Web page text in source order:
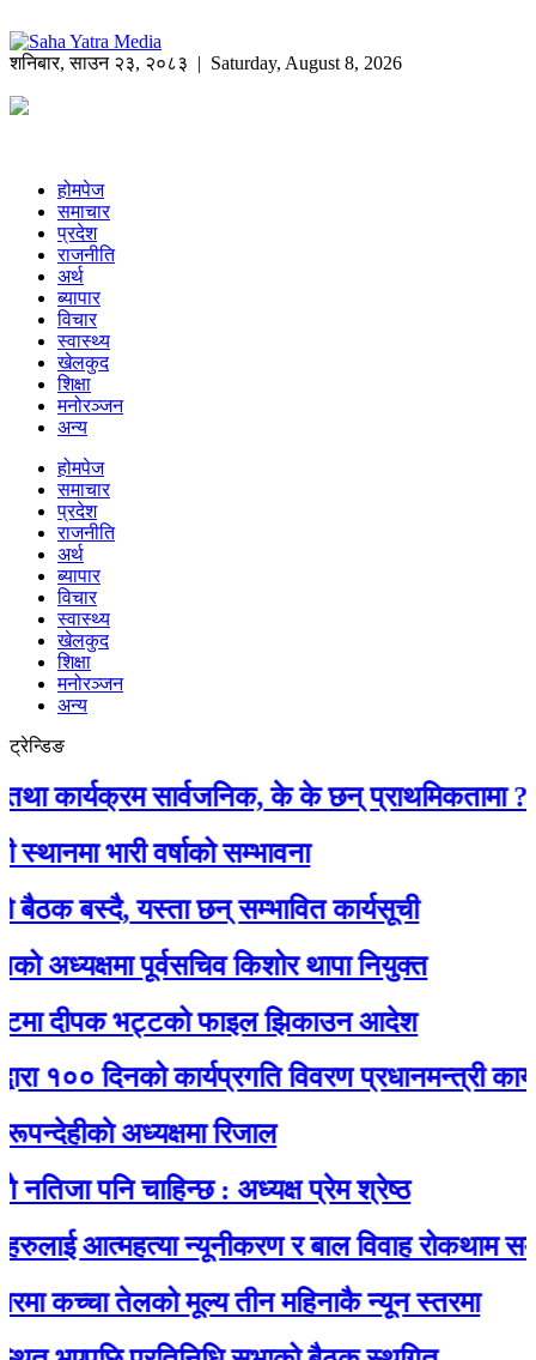
शनिबार,साउन २३, २०८३ | Saturday, August 8, 2026
होमपेज
समाचार
प्रदेश
राजनीति
अर्थ
ब्यापार
विचार
स्वास्थ्य
खेलकुद
शिक्षा
मनोरञ्जन
अन्य
होमपेज
समाचार
प्रदेश
राजनीति
अर्थ
ब्यापार
विचार
स्वास्थ्य
खेलकुद
शिक्षा
मनोरञ्जन
अन्य
ट्रेन्डिङ
सार्वजनिक, के के छन् प्राथमिकतामा ?
वर्षाको सम्भावना
यस्ता छन् सम्भावित कार्यसूची
पूर्वसचिव किशोर थापा नियुक्त
भट्टको फाइल झिकाउन आदेश
दिनको कार्यप्रगति विवरण प्रधानमन्त्री
अध्यक्षमा रिजाल
पनि चाहिन्छ : अध्यक्ष प्रेम श्रेष्ठ
आत्महत्या न्यूनीकरण र बाल विवाह रोकथाम सम्बन्धी
तेलको मूल्य तीन महिनाकै न्यून स्तरमा